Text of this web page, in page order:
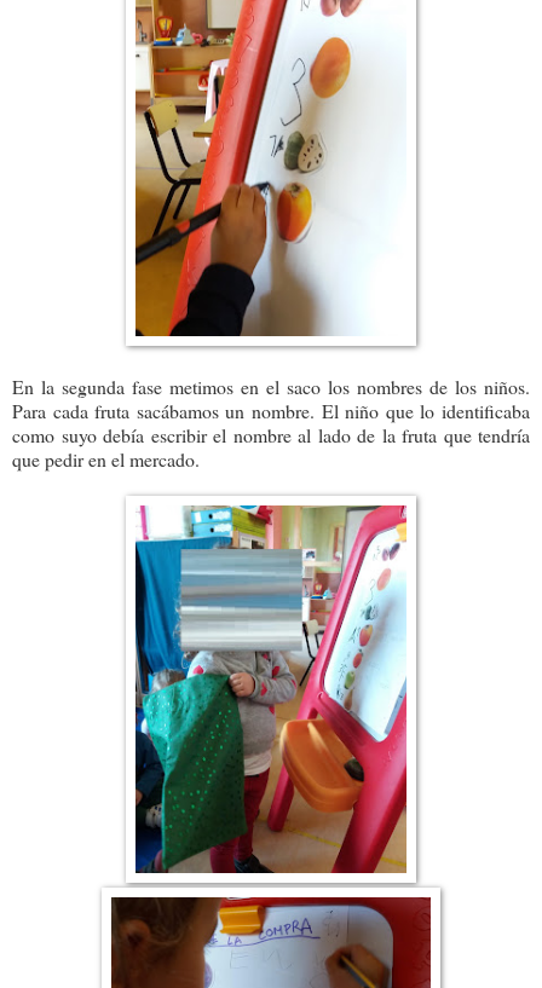
En la segunda fase metimos en el saco los nombres de los niños.
Para cada fruta sacábamos un nombre. El niño que lo identificaba
como suyo debía escribir el nombre al lado de la fruta que tendría
que pedir en el mercado.